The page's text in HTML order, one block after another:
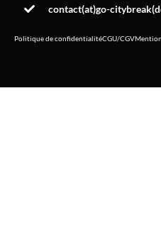
contact(at)go-
Politique de confidentialitéCGU/CGV